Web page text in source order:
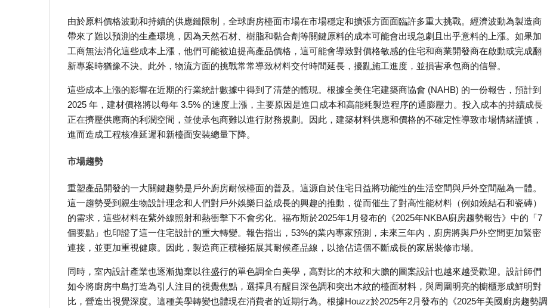
由於原料價格波動和持續的供應鏈限制，全球廚房檯面市場在市場穩定和擴張方面面臨許多重大挑戰。經濟波動為製造商
帶來了難以預測的生產環境，因為天然石材、樹脂和黏合劑等關鍵原料的成本可能會出現急劇且出乎意料的上漲。如果加
工商無法消化這些成本上漲，他們可能被迫提高產品價格，這可能會導致對價格敏感的住宅和商業開發商在啟動或完成翻
新專案時猶豫不決。此外，物流方面的挑戰常常導致材料交付時間延長，擾亂施工進度，並損害承包商的信譽。
這些成本上漲的影響在近期的行業統計數據中得到了清楚的體現。根據全美住宅建築商協會 (NAHB) 的一份報告，預計到
2025 年，建材價格將以每年 3.5% 的速度上漲，主要原因是進口成本和高能耗製造程序的通膨壓力。投入成本的持續成長
正在擠壓供應商的利潤空間，並使承包商難以進行財務規劃。因此，建築材料供應和價格的不確定性導致市場情緒謹慎，
進而造成工程核准延遲和新檯面安裝總量下降。
市場趨勢
重塑產品開發的一大關鍵趨勢是戶外廚房耐候檯面的普及。這源自於住宅日益將功能性的生活空間與戶外空間融為一體。
這一趨勢受到親生物設計理念和人們對戶外娛樂日益成長的興趣的推動，從而催生了對高性能材料（例如燒結石和瓷磚）
的需求，這些材料在紫外線照射和熱衝擊下不會劣化。福布斯於2025年1月發布的《2025年NKBA廚房趨勢報告》中的「7
個要點」也印證了這一住宅設計的重大轉變。報告指出，53%的業內專家預測，未來三年內，廚房將與戶外空間更加緊密
連接，並更加重視健康。因此，製造商正積極拓展其耐候產品線，以搶佔這個不斷成長的家居裝修市場。
同時，室內設計產業也逐漸拋棄以往盛行的單色調全白美學，高對比的木紋和大膽的圖案設計也越來越受歡迎。設計師們
如今將廚房中島打造為引人注目的視覺焦點，選擇具有醒目深色調和突出木紋的檯面材料，與周圍明亮的櫥櫃形成鮮明對
比，營造出視覺深度。這種美學轉變也體現在消費者的近期行為。根據Houzz於2025年2月發布的《2025年美國廚房趨勢調